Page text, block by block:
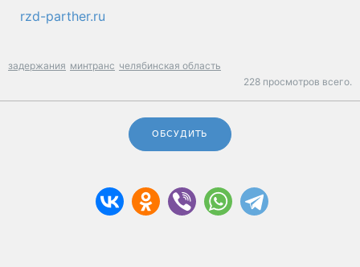
rzd-parther.ru
задержания минтранс челябинская область
228 просмотров всего.
ОБСУДИТЬ